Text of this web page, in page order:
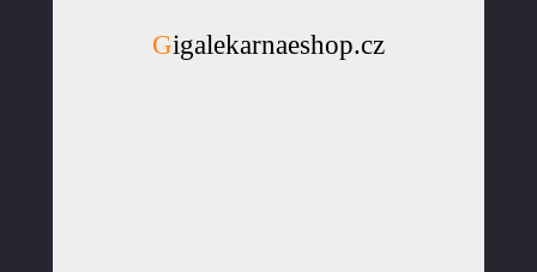
Gigalekarnaeshop.cz